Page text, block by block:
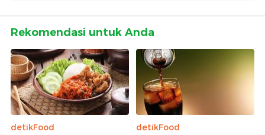
Rekomendasi untuk Anda
detikFood
detikFood